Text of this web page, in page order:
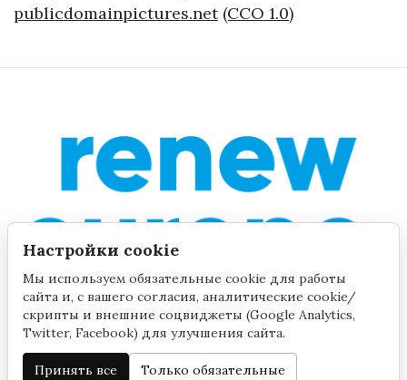
publicdomainpictures.net (CCO 1.0)
Настройки cookie
Мы используем обязательные cookie для работы
сайта и, с вашего согласия, аналитические cookie/
скрипты и внешние соцвиджеты (Google Analytics,
Twitter, Facebook) для улучшения сайта.
Принять все Только обязательные